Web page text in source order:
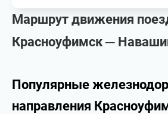
Маршрут движения
Красноуфимск ─
Популярные
направления